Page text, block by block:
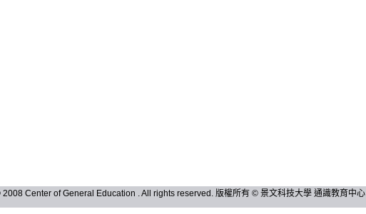
Center of General Education . All rights reserved. 版權所有 © 景文科技大學 通識教育中心